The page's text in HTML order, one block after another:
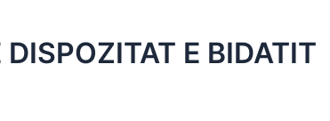
E BIDATIT